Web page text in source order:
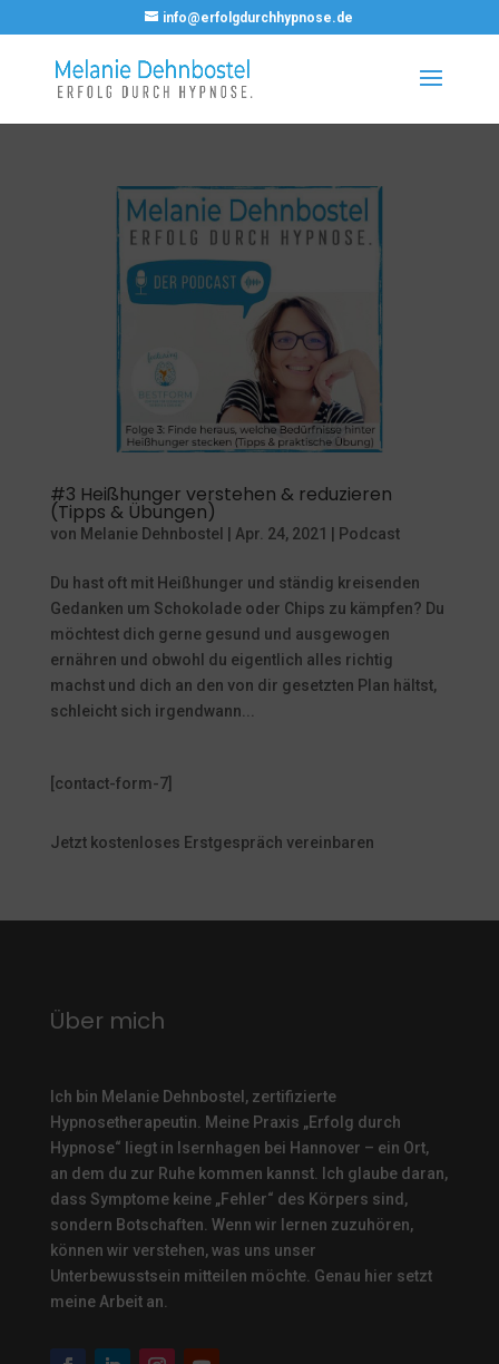
info@erfolgdurchhypnose.de
#3 Heißhunger verstehen & reduzieren
(Tipps & Übungen)
von Melanie Dehnbostel Apr. 24, 2021 Podcast
Du hast oft mit Heißhunger und ständig kreisenden
Gedanken um Schokolade oder Chips zu kämpfen? Du
möchtest dich gerne gesund und ausgewogen
ernähren und obwohl du eigentlich alles richtig
machst und dich an den von dir gesetzten Plan hältst,
schleicht sich irgendwann...
[contact-form-7]
Jetzt kostenloses Erstgespräch vereinbaren
Über mich
Ich bin Melanie Dehnbostel, zertifizierte
Hypnosetherapeutin.
Meine Praxis „Erfolg durch
Hypnose“ liegt in Isernhagen bei Hannover – ein Ort,
an dem du zur Ruhe kommen kannst. Ich glaube daran,
dass Symptome keine „Fehler“ des Körpers sind,
sondern Botschaften. Wenn wir lernen zuzuhören,
können wir verstehen, was uns unser
Unterbewusstsein mitteilen möchte. Genau hier setzt
meine Arbeit an.